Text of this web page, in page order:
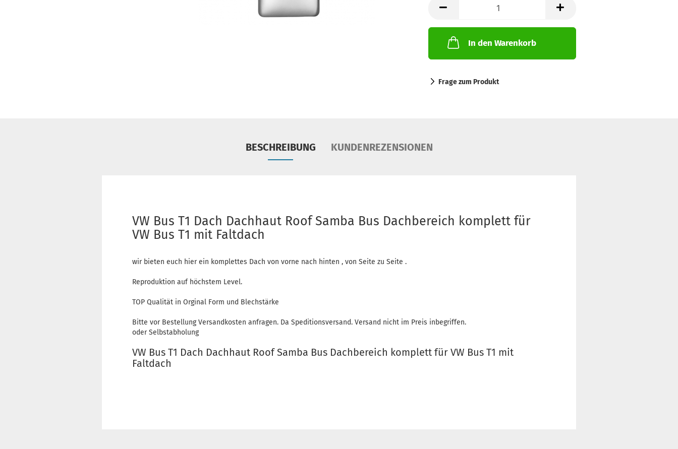
Stück
In den Warenkorb
Frage zum Produkt
BESCHREIBUNG KUNDENREZENSIONEN
VW Bus T1 Dach Dachhaut Roof Samba Bus Dachbereich komplett für
VW Bus T1 mit Faltdach
wir bieten euch hier ein komplettes Dach von vorne nach hinten , von Seite zu Seite .
Reproduktion auf höchstem Level.
TOP Qualität in Orginal Form und Blechstärke
Bitte vor Bestellung Versandkosten anfragen. Da Speditionsversand. Versand nicht im Preis inbegriffen.
oder Selbstabholung
VW Bus T1 Dach Dachhaut Roof Samba Bus Dachbereich komplett für VW Bus T1 mit
Faltdach